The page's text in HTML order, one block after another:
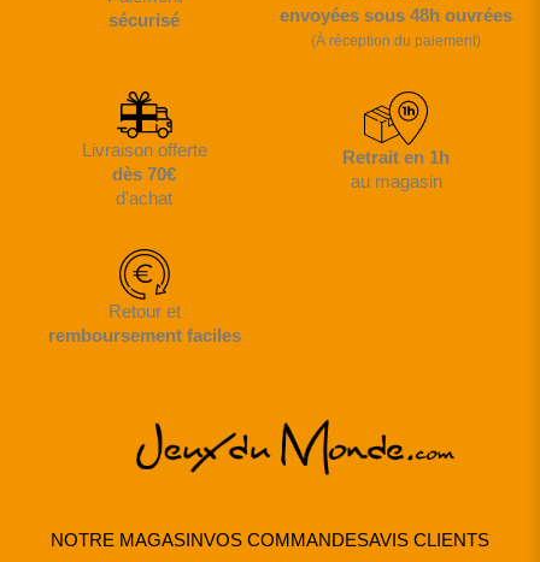
sécurisé
envoyées sous 48h ouvrées
(À réception du paiement)
Livraison offerte
dès 70€
d'achat
Retrait en 1h
au magasin
Retour et
remboursement faciles
NOTRE MAGASINVOS COMMANDESAVIS CLIENTS